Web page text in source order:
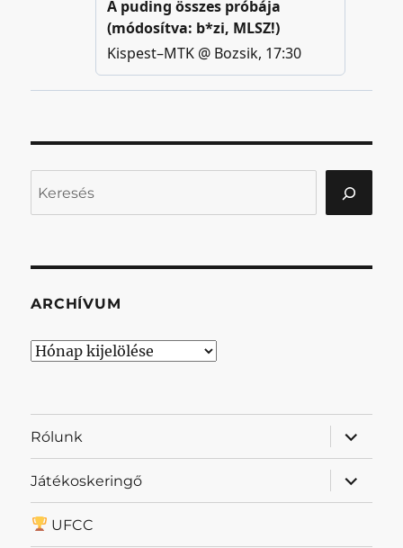
ARCHÍVUM
Archívum
Rólunk
almenü
Játékoskeringő
almenü
UFCC